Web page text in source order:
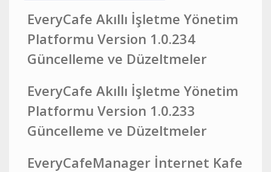
EveryCafe Akıllı İşletme Yönetim
Platformu Version 1.0.234
Güncelleme ve Düzeltmeler
EveryCafe Akıllı İşletme Yönetim
Platformu Version 1.0.233
Güncelleme ve Düzeltmeler
EveryCafeManager İnternet Kafe